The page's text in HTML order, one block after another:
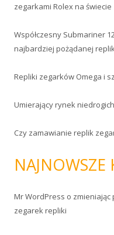
:zegarkami Rolex na świecie
Współczesny Submariner
najbardziej pożądanej
Repliki zegarków Omega i
Umierający rynek
Czy zamawianie replik
Mr WordPress o zmieniając
zegarek repliki